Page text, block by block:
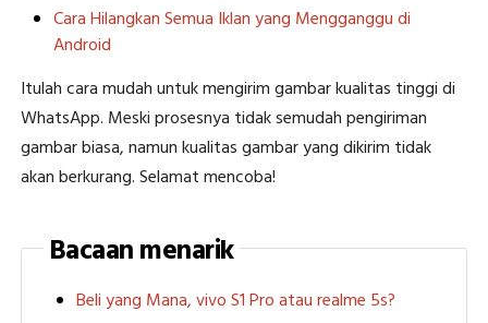
Cara Hilangkan Semua Iklan yang Mengganggu di
Android
Itulah cara mudah untuk mengirim gambar kualitas tinggi di
WhatsApp. Meski prosesnya tidak semudah pengiriman
gambar biasa, namun kualitas gambar yang dikirim tidak
akan berkurang. Selamat mencoba!
Bacaan menarik
Beli yang Mana, vivo S1 Pro atau realme 5s?